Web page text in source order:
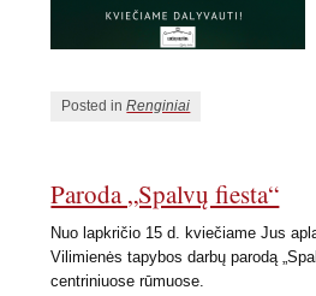
Posted inRenginiai
Paroda „Spalvų fiesta“
Nuo lapkričio 15 d. kviečiame Jus
Vilimienės tapybos darbų parodą
centriniuose rūmuose.